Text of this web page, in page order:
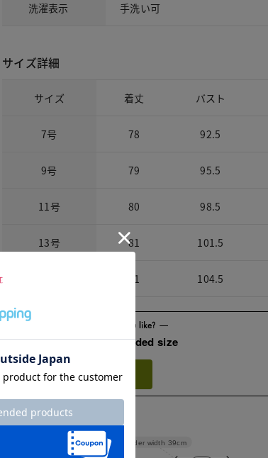
洗濯表示 手洗い可
サイズ詳細
サイズ 着丈 バスト
7号 78 92.5
9号 79 95.5
11号 80 98.5
13号 81 101.5
81 104.5
Check the recommended size
Try this item on
Shoulder width 39cm